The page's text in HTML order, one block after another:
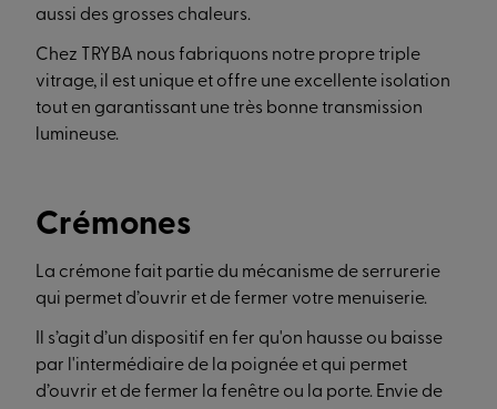
aussi des grosses chaleurs.
Chez TRYBA nous fabriquons notre propre triple
vitrage, il est unique et offre une excellente isolation
tout en garantissant une très bonne transmission
lumineuse.
Crémones
La crémone fait partie du mécanisme de serrurerie
qui permet d’ouvrir et de fermer votre menuiserie.
Il s’agit d’un dispositif en fer qu'on hausse ou baisse
par l'intermédiaire de la poignée et qui permet
d’ouvrir et de fermer la fenêtre ou la porte. Envie de